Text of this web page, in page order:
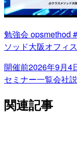
勉強会 opsmethod
ソッド大阪オフィス
開催前2026年9月4
セミナー一覧会社
関連記事